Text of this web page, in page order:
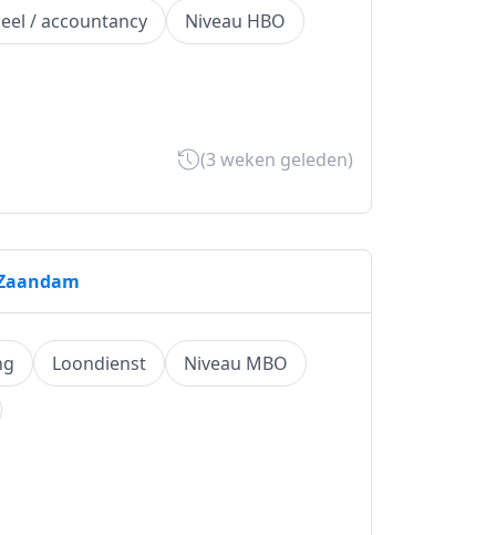
/ accountancy Niveau HBO
(3 weken geleden)
Loondienst
Niveau MBO